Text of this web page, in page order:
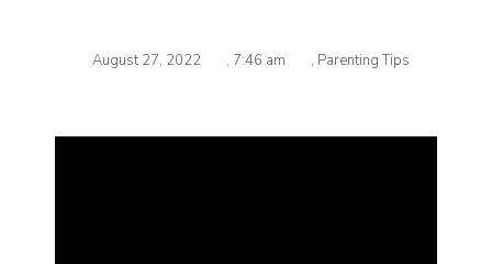
August 27, 2022 , 7:46 am , Parenting Tips